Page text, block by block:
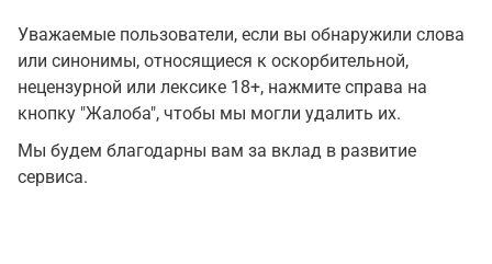
Уважаемые пользователи, если вы обнаружили слова
или синонимы, относящиеся к оскорбительной,
нецензурной или лексике 18+, нажмите справа на
кнопку "Жалоба", чтобы мы могли удалить их.
Мы будем благодарны вам за вклад в развитие
сервиса.